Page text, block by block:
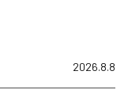
2026.8.8